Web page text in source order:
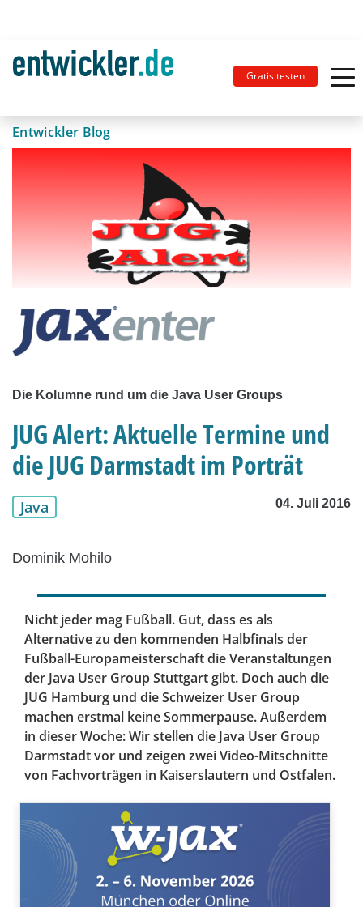
Gratis testen
Entwickler Blog
Die Kolumne rund um die Java User Groups
JUG Alert: Aktuelle Termine und
die JUG Darmstadt im Porträt
Java 04. Juli 2016
Dominik Mohilo
Nicht jeder mag Fußball. Gut, dass es als
Alternative zu den kommenden Halbfinals der
Fußball-Europameisterschaft die Veranstaltungen
der Java User Group Stuttgart gibt. Doch auch die
JUG Hamburg und die Schweizer User Group
machen erstmal keine Sommerpause. Außerdem
in dieser Woche: Wir stellen die Java User Group
Darmstadt vor und zeigen zwei Video-Mitschnitte
von Fachvorträgen in Kaiserslautern und Ostfalen.